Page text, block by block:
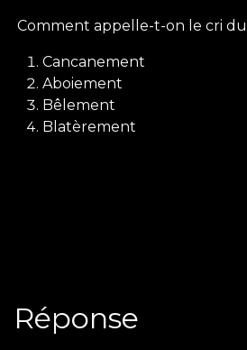
​Comment appelle-t-on le cri
Cancanement
Aboiement
Bêlement
Blatèrement
Réponse